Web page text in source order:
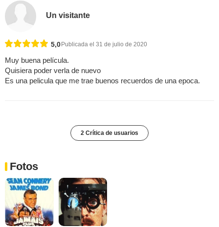
Un visitante
5,0Publicada el 31 de julio de 2020
Muy buena película.
Quisiera poder verla de nuevo
Es una pelicula que me trae buenos recuerdos de una epoca.
2 Crítica de usuarios
Fotos